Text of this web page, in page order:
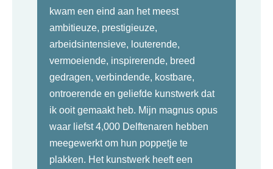
kwam een eind aan het meest
ambitieuze, prestigieuze,
arbeidsintensieve, louterende,
vermoeiende, inspirerende, breed
gedragen, verbindende, kostbare,
ontroerende en geliefde kunstwerk dat
ik ooit gemaakt heb. Mijn magnus opus
waar liefst 4,000 Delftenaren hebben
meegewerkt om hun poppetje te
plakken. Het kunstwerk heeft een